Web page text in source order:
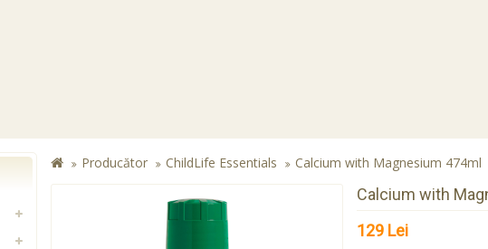
Producător ChildLife Essentials Calcium with Magnesium 474ml
Calcium with
129 Lei